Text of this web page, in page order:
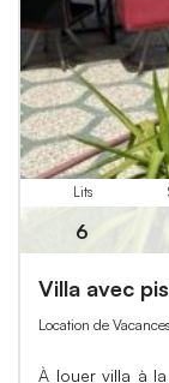
Lits
6
Villa avec
Location de
À louer villa à